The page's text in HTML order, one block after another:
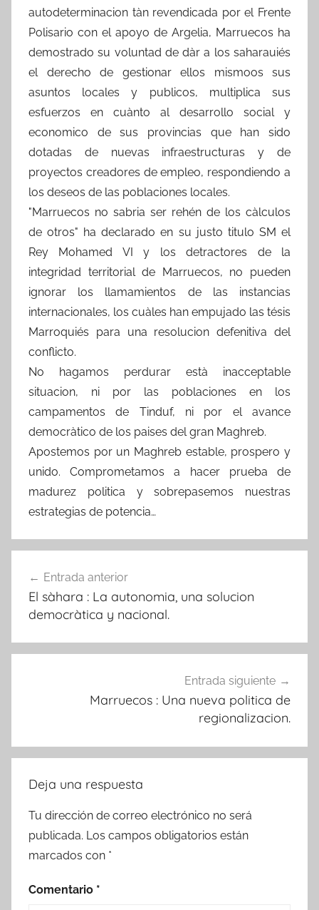
autodeterminacion tàn revendicada por el Frente
Polisario con el apoyo de Argelia, Marruecos ha
demostrado su voluntad de dàr a los saharauiés
el derecho de gestionar ellos mismoos sus
asuntos locales y publicos, multiplica sus
esfuerzos en cuànto al desarrollo social y
economico de sus provincias que han sido
dotadas de nuevas infraestructuras y de
proyectos creadores de empleo, respondiendo a
los deseos de las poblaciones locales.
"Marruecos no sabria ser rehén de los càlculos
de otros" ha declarado en su justo titulo SM el
Rey Mohamed VI y los detractores de la
integridad territorial de Marruecos, no pueden
ignorar los llamamientos de las instancias
internacionales, los cuàles han empujado las tésis
Marroquiés para una resolucion defenitiva del
conflicto.
No hagamos perdurar està inacceptable
situacion, ni por las poblaciones en los
campamentos de Tinduf, ni por el avance
democràtico de los paises del gran Maghreb.
Apostemos por un Maghreb estable, prospero y
unido. Comprometamos a hacer prueba de
madurez politica y sobrepasemos nuestras
estrategias de potencia…
de
entradas
Entrada anterior
El sàhara : La autonomia, una solucion
democràtica y nacional.
Entrada siguiente
Marruecos : Una nueva politica de
regionalizacion.
Deja una respuesta
Tu dirección de correo electrónico no será
publicada. Los campos obligatorios están
marcados con *
Comentario *